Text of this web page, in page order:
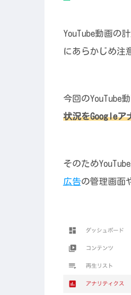
YouTube動画の
にあらかじめ注
今回のYouTube
状況をGoogleア
そのため
広告の管理画面